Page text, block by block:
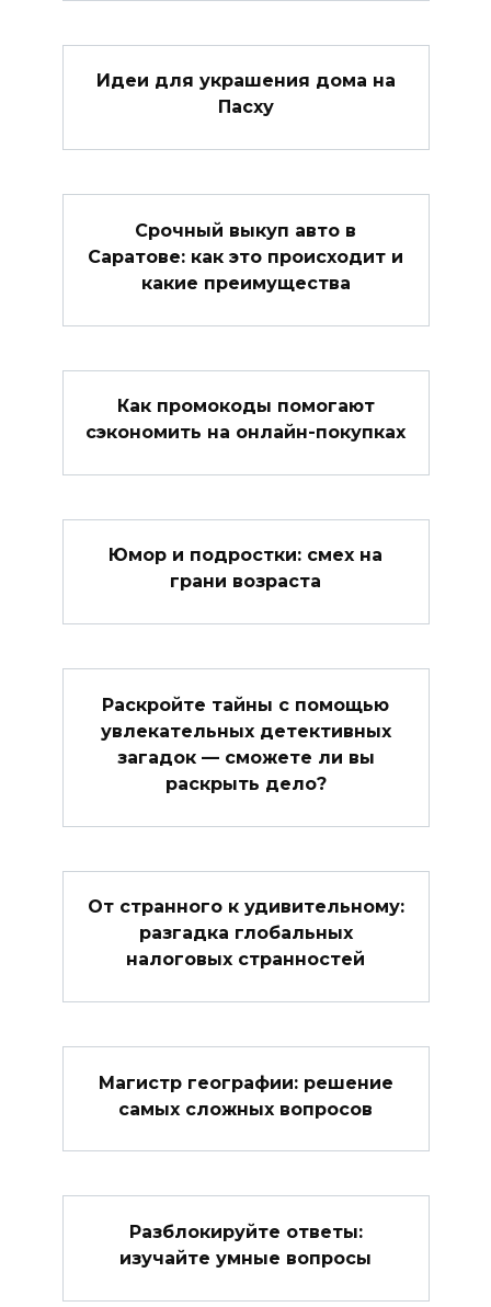
Идеи для украшения дома на
Пасху
Срочный выкуп авто в
Саратове: как это происходит и
какие преимущества
Как промокоды помогают
сэкономить на онлайн-покупках
Юмор и подростки: смех на
грани возраста
Раскройте тайны с помощью
увлекательных детективных
загадок — сможете ли вы
раскрыть дело?
От странного к удивительному:
разгадка глобальных
налоговых странностей
Магистр географии: решение
самых сложных вопросов
Разблокируйте ответы:
изучайте умные вопросы